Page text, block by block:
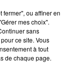
: encore
fermer", ou affiner en
mes choix".
sans
ce site. Vous
à tout
de chaque page.